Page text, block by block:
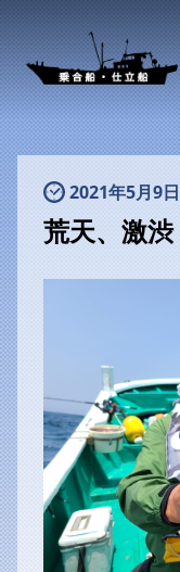
2021年5月9日
荒天、激渋